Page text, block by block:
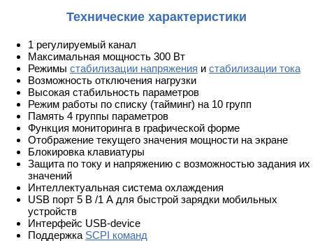
Технические характеристики
1 регулируемый канал
Максимальная мощность 300 Вт
Режимы стабилизации напряжения и стабилизации тока
Возможность отключения нагрузки
Высокая стабильность параметров
Режим работы по списку (тайминг) на 10 групп
Память 4 группы параметров
Функция мониторинга в графической форме
Отображение текущего значения мощности на экране
Блокировка клавиатуры
Защита по току и напряжению с возможностью задания их
значений
Интеллектуальная система охлаждения
USB порт 5 В /1 А для быстрой зарядки мобильных
устройств
Интерфейс USB-device
Поддержка SCPI команд